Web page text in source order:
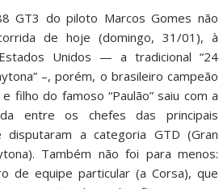
GT3 do piloto Marcos Gomes não
de hoje (domingo, 31/01), à
Unidos — a tradicional “24
–, porém, o brasileiro campeão
filho do famoso “Paulão” saiu com a
entre os chefes das principais
disputaram a categoria GTD (Gran
Também não foi para menos:
de equipe particular (a Corsa), que